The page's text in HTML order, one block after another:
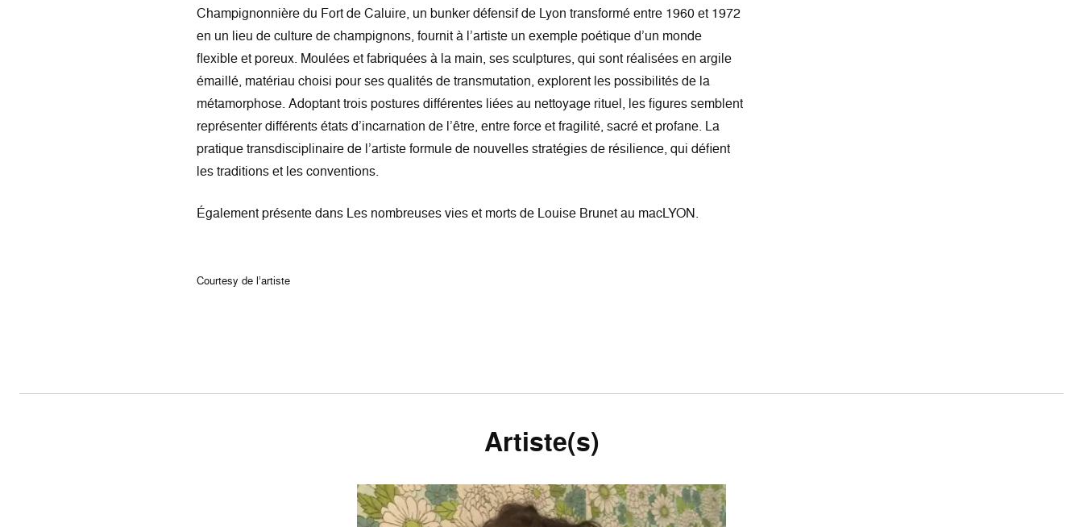
Champignonnière du Fort de Caluire, un bunker défensif de Lyon transformé entre 1960 et 1972
en un lieu de culture de champignons, fournit à l’artiste un exemple poétique d’un monde
flexible et poreux. Moulées et fabriquées à la main, ses sculptures, qui sont réalisées en argile
émaillé, matériau choisi pour ses qualités de transmutation, explorent les possibilités de la
métamorphose. Adoptant trois postures différentes liées au nettoyage rituel, les figures semblent
représenter différents états d’incarnation de l’être, entre force et fragilité, sacré et profane. La
pratique transdisciplinaire de l’artiste formule de nouvelles stratégies de résilience, qui défient
les traditions et les conventions.
Également présente dans Les nombreuses vies et morts de Louise Brunet au macLYON.
Courtesy de l’artiste
Artiste(s)